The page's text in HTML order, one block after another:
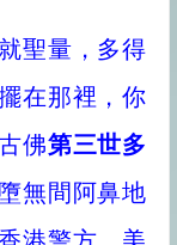
聖量，多得
在那裡，你
佛第三世多
無間阿鼻地